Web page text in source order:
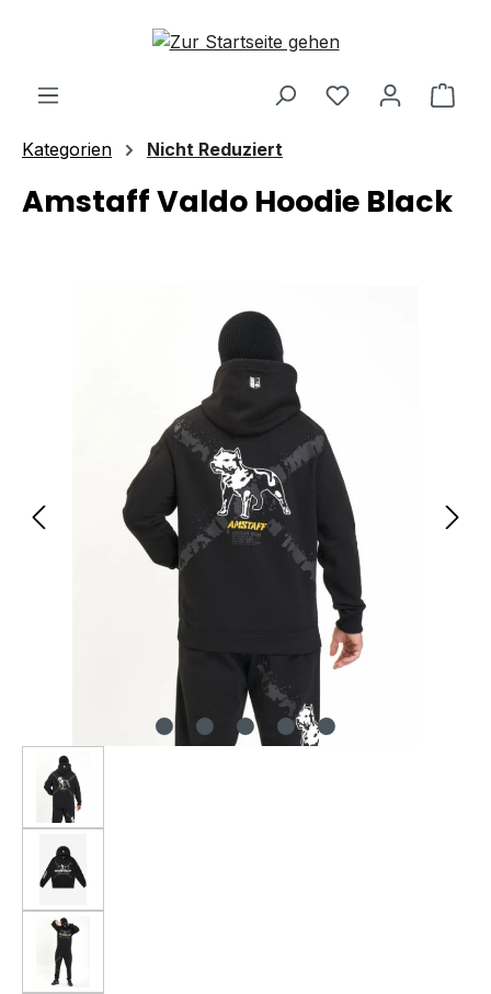
Zum Hauptinhalt springen
Kategorien Nicht Reduziert
Amstaff Valdo Hoodie Black